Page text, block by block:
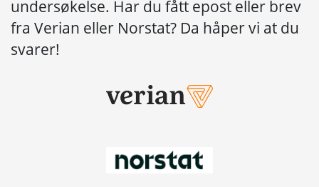
undersøkelse. Har du fått epost eller brev
fra Verian eller Norstat? Da håper vi at du
svarer!